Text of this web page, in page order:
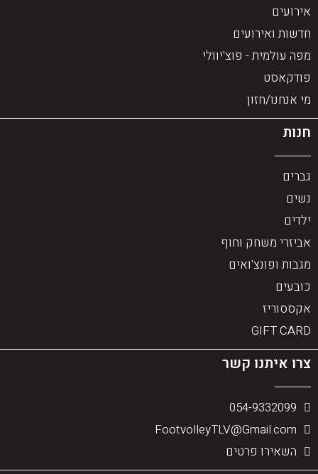
אירועים
חדשות ואירועים
מפה עולמית - פוצ'יוולי
פודקאסט
מי אנחנו/חזון
חנות
גברים
נשים
ילדים
אביזרי משחק וחוף
מגבות ופונצ'ואים
כובעים
אקססוריז
GIFT CARD
צרו איתנו קשר
054-9332099
FootvolleyTLV@Gmail.com
השאירו פרטים